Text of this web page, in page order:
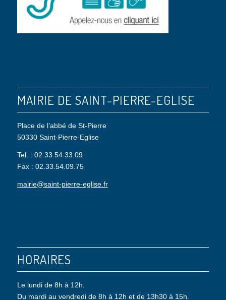
MAIRIE DE SAINT-PIERRE-EGLISE
Place de l’abbé de St-Pierre
50330 Saint-Pierre-Eglise
Tel. : 02.33.54.33.09
Fax : 02.33.54.09.75
mairie@saint-pierre-eglise.fr
HORAIRES
Le lundi de 8h à 12h.
Du mardi au vendredi de 8h à 12h et de 13h30 à 15h.